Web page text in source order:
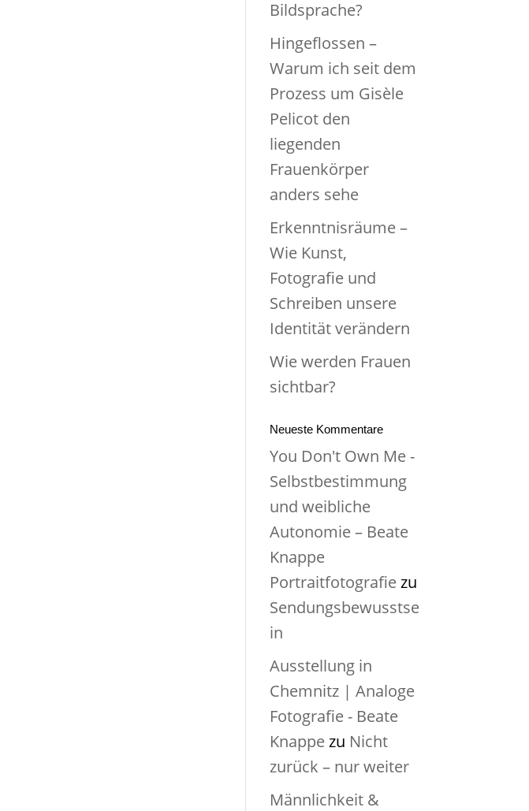
Bildsprache?
Hingeflossen –
Warum ich seit dem
Prozess um Gisèle
Pelicot den
liegenden
Frauenkörper
anders sehe
Erkenntnisräume –
Wie Kunst,
Fotografie und
Schreiben unsere
Identität verändern
Wie werden Frauen
sichtbar?
Neueste Kommentare
You Don't Own Me -
Selbstbestimmung
und weibliche
Autonomie – Beate
Knappe
Portraitfotografiezu
Sendungsbewusstse
in
Ausstellung in
Chemnitz | Analoge
Fotografie - Beate
Knappezu Nicht
zurück – nur weiter
Männlichkeit &